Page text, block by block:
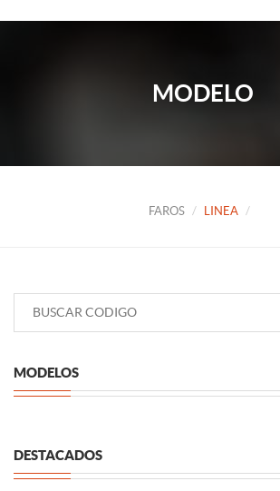
MODELO
FAROS LINEA
MODELOS
DESTACADOS